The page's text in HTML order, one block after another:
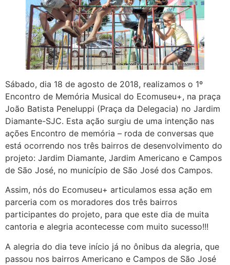
Sábado, dia 18 de agosto de 2018, realizamos o 1º
Encontro de Memória Musical do Ecomuseu+, na praça
João Batista Peneluppi (Praça da Delegacia) no Jardim
Diamante-SJC. Esta ação surgiu de uma intenção nas
ações Encontro de memória – roda de conversas que
está ocorrendo nos três bairros de desenvolvimento do
projeto: Jardim Diamante, Jardim Americano e Campos
de São José, no município de São José dos Campos.
Assim, nós do Ecomuseu+ articulamos essa ação em
parceria com os moradores dos três bairros
participantes do projeto, para que este dia de muita
cantoria e alegria acontecesse com muito sucesso!!!
A alegria do dia teve início já no ônibus da alegria, que
passou nos bairros Americano e Campos de São José